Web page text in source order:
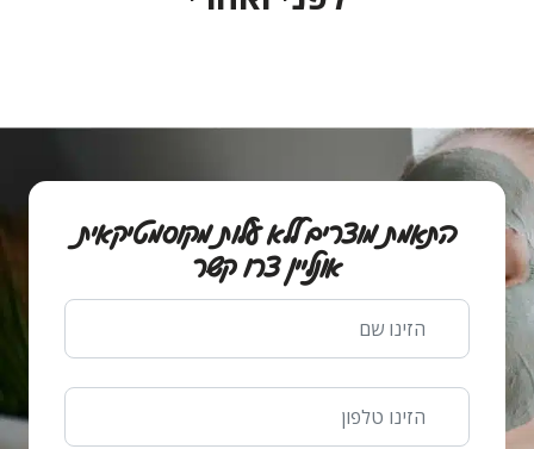
התאמת מוצרים ללא עלות מקוסמטיקאית
אונליין צרו קשר